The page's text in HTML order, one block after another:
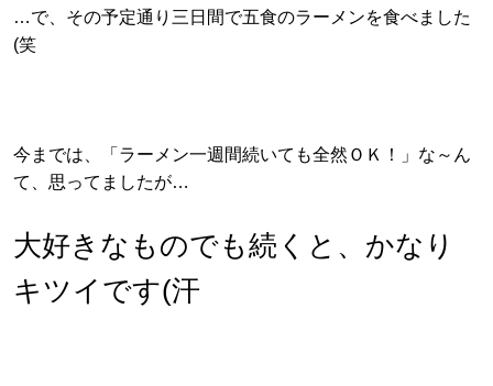
…で、その予定通り三日間で五食のラーメンを食べました
(笑
今までは、「ラーメン一週間続いても全然ＯＫ！」な～ん
て、思ってましたが…
大好きなものでも続くと、かなり
キツイです(汗